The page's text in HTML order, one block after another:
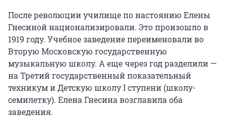
После революции училище по настоянию Елены
Гнесиной национализировали. Это произошло в
1919 году. Учебное заведение переименовали во
Вторую Московскую государственную
музыкальную школу. А еще через год разделили —
на Третий государственный показательный
техникум и Детскую школуI ступени (школу-
семилетку). Елена Гнесина возглавила оба
заведения.